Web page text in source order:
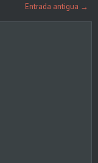
Entrada antigua →